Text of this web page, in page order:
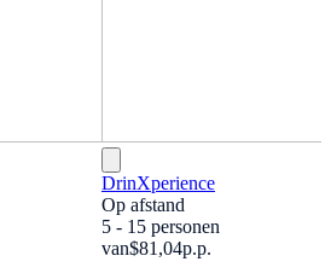
DrinXperience
Op afstand
5 - 15 personen
van$81,04p.p.